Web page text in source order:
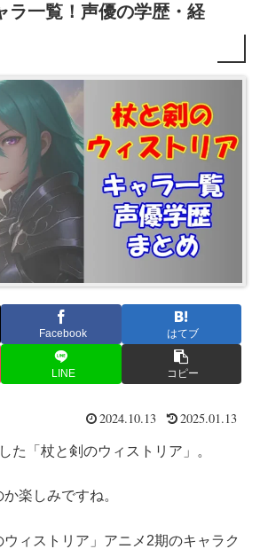
ラ一覧！声優の学歴・経
Facebook はてブ
LINE コピー
2024.10.13 2025.01.13
た「杖と剣のウィストリア」。
楽しみですね。
ィストリア」アニメ2期のキャラク